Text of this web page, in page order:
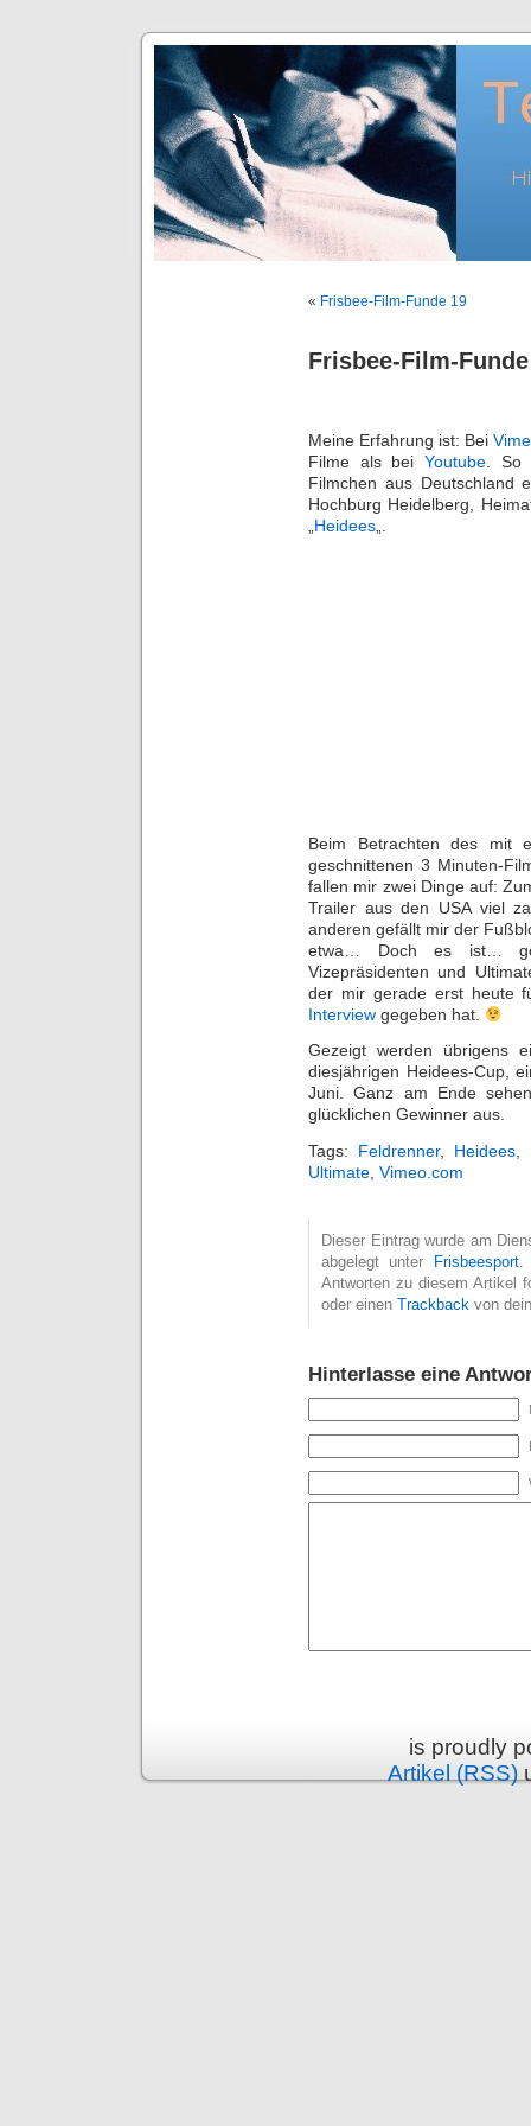
« Frisbee-Film-Funde 19
Frisbee-Film-
Meine Erfahrung ist: Bei
Filme als bei Youtube. So
Filmchen aus Deutschland
Hochburg Heidelberg,
Heidees
Beim Betrachten des mit
geschnittenen 3 Minuten-
fallen mir zwei Dinge auf:
Trailer aus den USA viel
anderen gefällt mir der
etwa… Doch es ist…
Vizepräsidenten und
der mir gerade erst heute
Interview gegeben hat.
Gezeigt werden übrigens
diesjährigen Heidees-Cup,
Juni. Ganz am Ende
glücklichen Gewinner aus.
Tags: Feldrenner, Heidees,
Ultimate Vimeo.com
Dieser Eintrag wurde am
abgelegt unter
Frisbeesport.
Antworten zu diesem Artikel
oder einen Trackback von
Hinterlasse eine
is proudly
Artikel (RSS)